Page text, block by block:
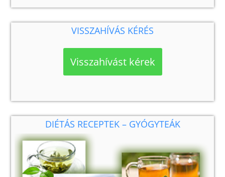
VISSZAHÍVÁS KÉRÉS
Visszahívást kérek
DIÉTÁS RECEPTEK – GYÓGYTEÁK